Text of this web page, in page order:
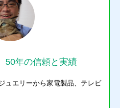
年の信頼と実績
ュエリーから家電製品、テレビ